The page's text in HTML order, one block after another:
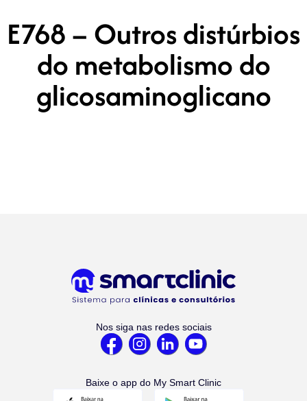
E768 – Outros distúrbios
do metabolismo do
glicosaminoglicano
Nos siga nas redes sociais
Baixe o app do My Smart Clinic